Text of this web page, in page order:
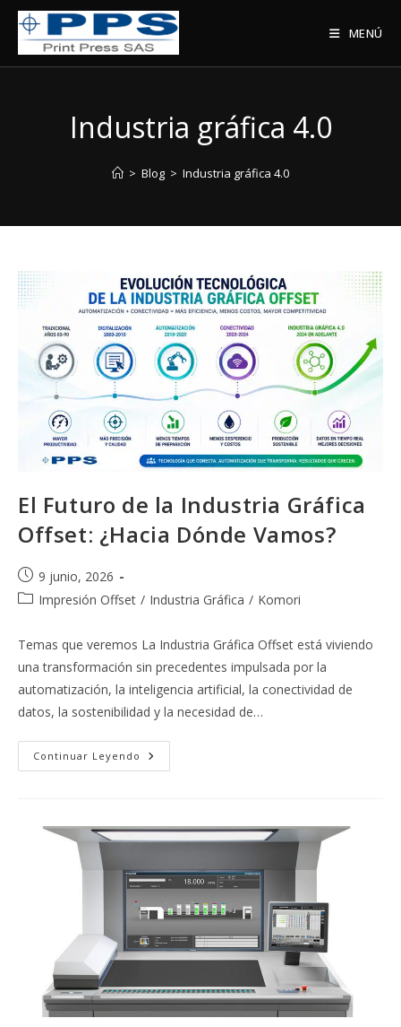
Saltar
contenido
MENÚ
Industria gráfica 4.0
> Blog > Industria gráfica 4.0
El Futuro de la Industria Gráfica
Offset: ¿Hacia Dónde Vamos?
Publicación
de
9 junio, 2026
Categoría
la
Impresión Offset / Industria Gráfica / Komori
Temas que veremos La Industria Gráfica Offset está viviendo
una transformación sin precedentes impulsada por la
automatización, la inteligencia artificial, la conectividad de
datos, la sostenibilidad y la necesidad de…
Continuar Leyendo El
Futuro
Offset:
¿Hacia
Vamos?